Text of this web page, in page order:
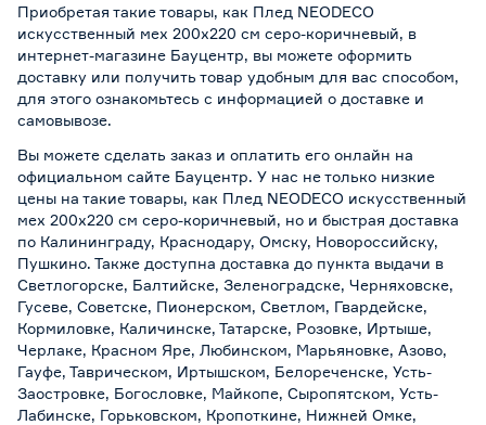
Приобретая такие товары, как Плед NEODECO
искусственный мех 200х220 см серо-коричневый, в
интернет-магазине Бауцентр, вы можете оформить
доставку или получить товар удобным для вас способом,
для этого ознакомьтесь с информацией о доставке и
самовывозе.
Вы можете сделать заказ и оплатить его онлайн на
официальном сайте Бауцентр. У нас не только низкие
цены на такие товары, как Плед NEODECO искусственный
мех 200х220 см серо-коричневый, но и быстрая доставка
по Калининграду, Краснодару, Омску, Новороссийску,
Пушкино. Также доступна доставка до пункта выдачи в
Светлогорске, Балтийске, Зеленоградске, Черняховске,
Гусеве, Советске, Пионерском, Светлом, Гвардейске,
Кормиловке, Каличинске, Татарске, Розовке, Иртыше,
Черлаке, Красном Яре, Любинском, Марьяновке, Азово,
Гауфе, Таврическом, Иртышском, Белореченске, Усть-
Заостровке, Богословке, Майкопе, Сыропятском, Усть-
Лабинске, Горьковском, Кропоткине, Нижней Омке,